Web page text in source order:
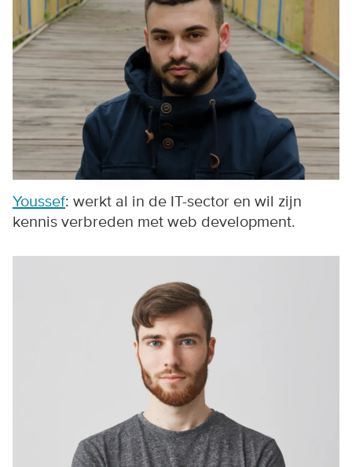
Youssef: werkt al in de IT-sector en wil zijn
kennis verbreden met web development.